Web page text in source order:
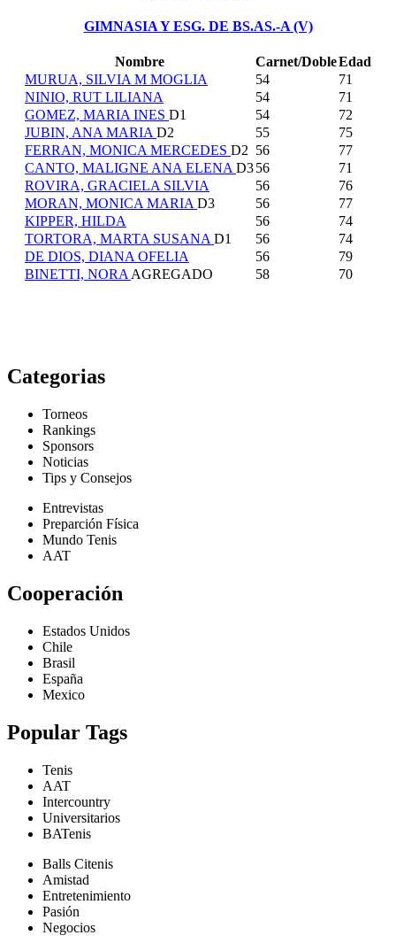
GIMNASIA Y ESG. DE BS.AS.-A (V)
Nombre Carnet/DobleEdad
MURUA, SILVIA M MOGLIA
54
71
NINIO, RUT LILIANA
54
71
GOMEZ, MARIA INES D1 54
72
JUBIN, ANA MARIA D2 55
75
FERRAN, MONICA MERCEDES D2 56
77
CANTO, MALIGNE ANA ELENA D356
71
ROVIRA, GRACIELA SILVIA
56
76
MORAN, MONICA MARIA D3 56
77
KIPPER, HILDA
56
74
TORTORA, MARTA SUSANA D1 56
74
DE DIOS, DIANA OFELIA
56
79
BINETTI, NORA AGREGADO 58 70
Categorias
Torneos
Rankings
Sponsors
Noticias
Tips y Consejos
Entrevistas
Preparción Física
Mundo Tenis
AAT
Cooperación
Estados Unidos
Chile
Brasil
España
Mexico
Popular Tags
Tenis
AAT
Intercountry
Universitarios
BATenis
Balls Citenis
Amistad
Entretenimiento
Pasión
Negocios